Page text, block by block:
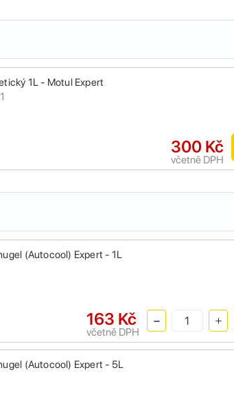
1L - Motul Expert
300 Kč
včetně DPH
(Autocool) Expert - 1L
163 Kč
včetně DPH
(Autocool) Expert - 5L